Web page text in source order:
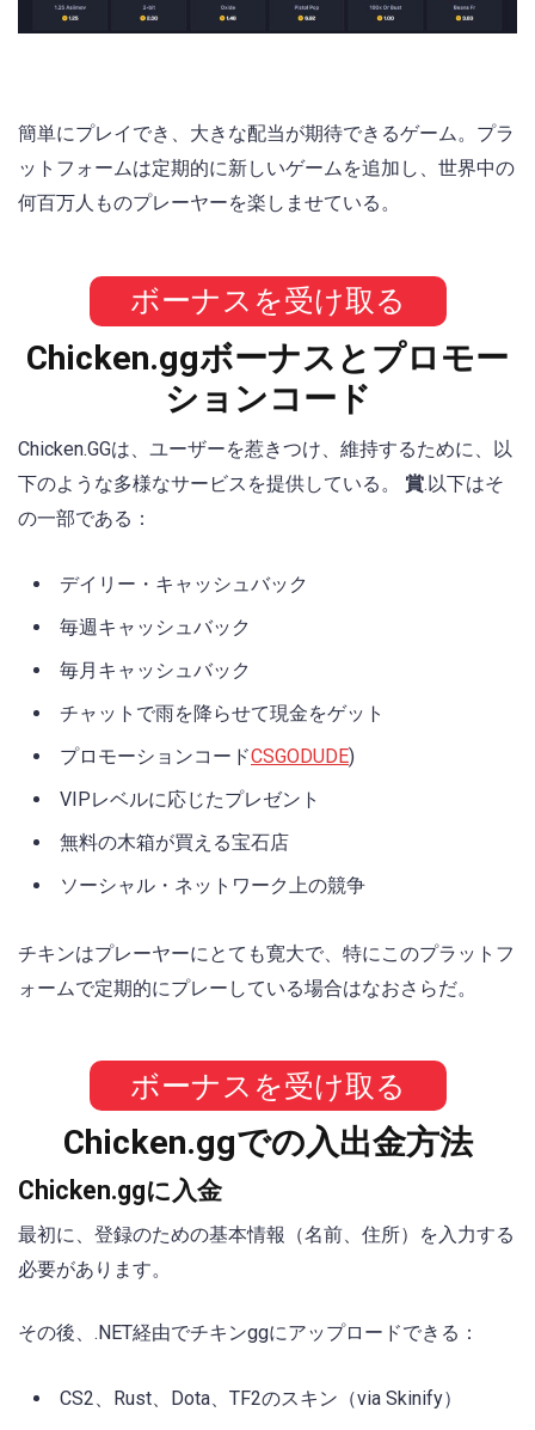
簡単にプレイでき、大きな配当が期待できるゲーム。プラ
ットフォームは定期的に新しいゲームを追加し、世界中の
何百万人ものプレーヤーを楽しませている。
ボーナスを受け取る
Chicken.ggボーナスとプロモー
ションコード
Chicken.GGは、ユーザーを惹きつけ、維持するために、以
下のような多様なサービスを提供している。 賞.以下はそ
の一部である：
デイリー・キャッシュバック
毎週キャッシュバック
毎月キャッシュバック
チャットで雨を降らせて現金をゲット
プロモーションコードCSGODUDE)
VIPレベルに応じたプレゼント
無料の木箱が買える宝石店
ソーシャル・ネットワーク上の競争
チキンはプレーヤーにとても寛大で、特にこのプラットフ
ォームで定期的にプレーしている場合はなおさらだ。
ボーナスを受け取る
Chicken.ggでの入出金方法
Chicken.ggに入金
最初に、登録のための基本情報（名前、住所）を入力する
必要があります。
その後、.NET経由でチキンggにアップロードできる：
CS2、Rust、Dota、TF2のスキン（via Skinify）